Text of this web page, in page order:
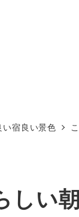
い宿良い景色
しい